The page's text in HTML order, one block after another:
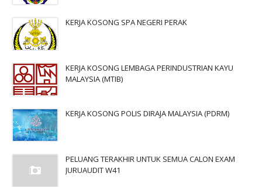
KERJA KOSONG SPA NEGERI PERAK
KERJA KOSONG LEMBAGA PERINDUSTRIAN KAYU
MALAYSIA (MTIB)
KERJA KOSONG POLIS DIRAJA MALAYSIA (PDRM)
PELUANG TERAKHIR UNTUK SEMUA CALON EXAM
JURUAUDIT W41